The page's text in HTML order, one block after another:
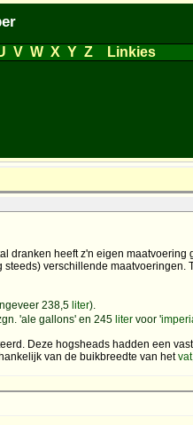
V W X Y Z Linkies
heeft z'n eigen
steeds) verschillende
238,5 liter).
'ale gallons' en 245 liter voor '
Deze hogsheads hadden een
van de buikbreedte van hetvat